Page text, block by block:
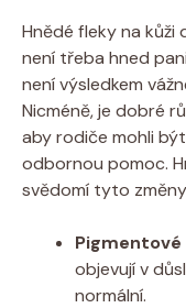
Hnědé fleky na kůži
není třeba hned
není výsledkem
Nicméně, je dobré
aby rodiče mohli
odbornou pomoc.
svědomí tyto změny
objevují v
normální.